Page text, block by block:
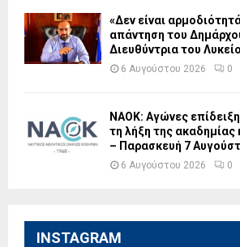
«Δεν είναι
απάντηση του
Διευθύντρια του
6 Αυγούστου 2026 0
ΝΑΟΚ: Αγώνες
τη λήξη της
– Παρασκευή 7
6 Αυγούστου 2026 0
INSTAGRAM